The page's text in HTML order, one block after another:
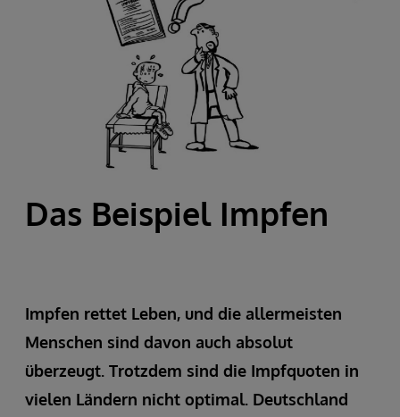
Das Beispiel Impfen
Impfen rettet Leben, und die allermeisten
Menschen sind davon auch absolut
überzeugt. Trotzdem sind die Impfquoten in
vielen Ländern nicht optimal. Deutschland